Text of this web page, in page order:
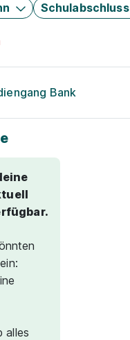
Schulabschluss
Bank
alles